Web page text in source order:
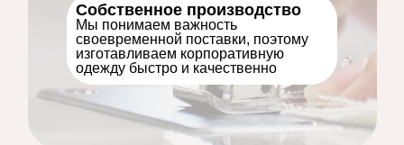
Собственное производство
Мы понимаем важность
своевременной поставки, поэтому
изготавливаем корпоративную
одежду быстро и качественно